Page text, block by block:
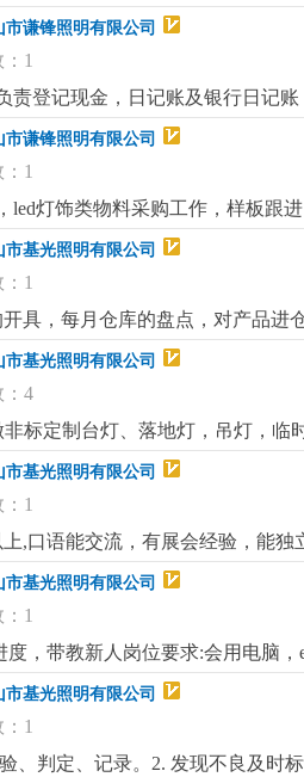
听，说，读，写能力，能独立与
市谦锋照明有限公司
1
责登记现金，日记账及银行日记
务；4.主要处理每日流水账，需
熟悉商业照明成本核算经验者
市谦锋照明有限公司
1
灯饰类物料采购工作，样板跟
好，对工作高度负责，良好的表
细，服从安排，具有良好的团队
市基光照明有限公司
1
具，每月仓库的盘点，对产品进
市基光照明有限公司
：4
标定制台灯、落地灯，吊灯，临
市基光照明有限公司
1
,口语能交流，有展会经验，能
市基光照明有限公司
1
，带教新人岗位要求:会用电脑，
市基光照明有限公司
1
、判定、记录。2. 发现不良及时